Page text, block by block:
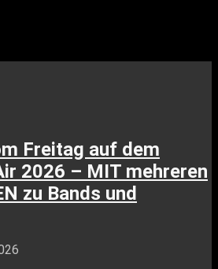
Freitag auf dem
2026 – MIT mehreren
zu Bands und